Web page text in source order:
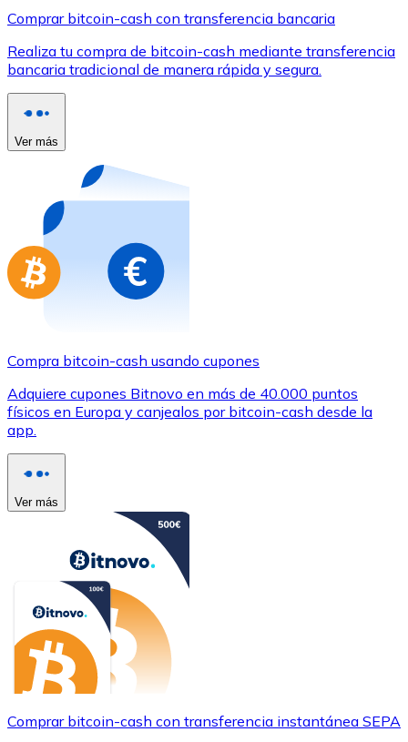
Utiliza tarjetas Visa y Mastercard para comprar
Comprar con tarjeta
Tienda - Tarjetas regalo
Compra tarjetas regalo de tus marcas favoritas con
Ir a la tienda de tarjetas regalo
Comprar bitcoin-cash con transferencia bancaria
Realiza tu compra de bitcoin-cash mediante transferencia
bancaria tradicional de manera rápida y segura.
Ver más
Compra bitcoin-cash usando cupones
Adquiere cupones Bitnovo en más de 40.000 puntos
físicos en Europa y canjealos por bitcoin-cash desde la
app.
Ver más
Comprar bitcoin-cash con transferencia instantánea SEPA